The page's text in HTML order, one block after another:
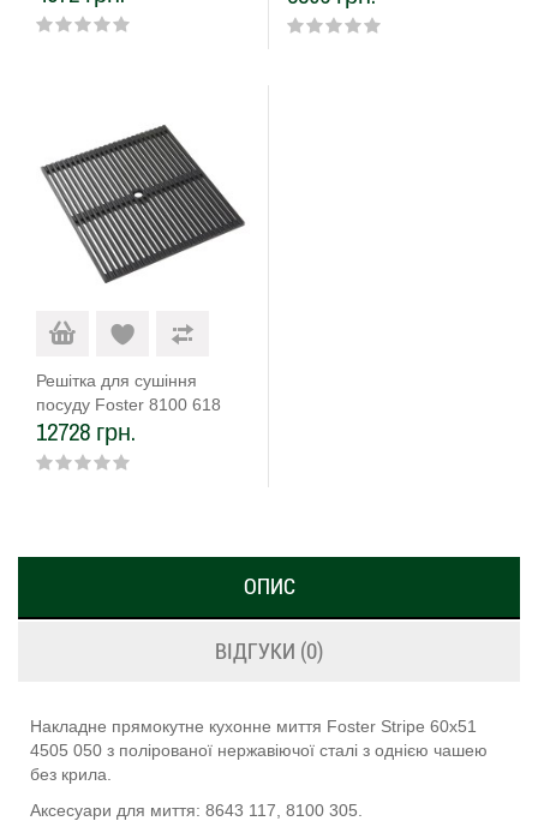
Решітка для сушіння
посуду Foster 8100 618
12728 грн.
ОПИС
ВІДГУКИ (0)
Накладне прямокутне кухонне миття Foster Stripe 60х51
4505 050 з полірованої нержавіючої сталі з однією чашею
без крила.
Аксесуари для миття: 8643 117, 8100 305.